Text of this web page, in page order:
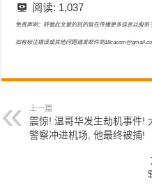
阅读: 1,037
免责声明：转载此文章的目的旨在传播更多信息以服
如有标注错误或其他问题请发邮件到
上一篇
震惊! 温哥华发生劫机事件!
警察冲进机场, 他最终被捕!